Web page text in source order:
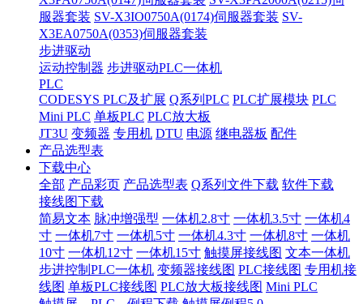
服器套装 SV-X3IO0750A(0174)伺服器套装 SV-
X3EA0750A(0353)伺服器套装
步进驱动
运动控制器 步进驱动PLC一体机
PLC
CODESYS PLC及扩展 Q系列PLC PLC扩展模块 PLC
Mini PLC 单板PLC PLC放大板
JT3U 变频器 专用机 DTU 电源 继电器板 配件
产品选型表
下载中心
全部 产品彩页 产品选型表 Q系列文件下载 软件下载
接线图下载
简易文本 脉冲增强型 一体机2.8寸 一体机3.5寸 一体机4
寸 一体机7寸 一体机5寸 一体机4.3寸 一体机8寸 一体机
10寸 一体机12寸 一体机15寸 触摸屏接线图 文本一体机
步进控制PLC一体机 变频器接线图 PLC接线图 专用机接
线图 单板PLC接线图 PLC放大板接线图 Mini PLC